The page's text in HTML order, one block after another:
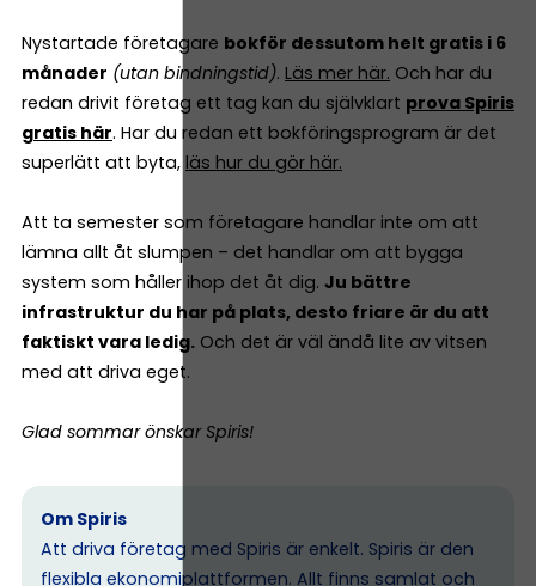
Nystartade företagare bokför dessutom helt gratis i 6
månader (utan bindningstid). Läs mer här. Och har du
redan drivit företag ett tag kan du självklart prova Spiris
gratis här. Har du redan ett bokföringsprogram är det
superlätt att byta, läs hur du gör här.
Att ta semester som företagare handlar inte om att
lämna allt åt slumpen – det handlar om att bygga
system som håller ihop det åt dig. Ju bättre
infrastruktur du har på plats, desto friare är du att
faktiskt vara ledig. Och det är väl ändå lite av vitsen
med att driva eget.
Glad sommar önskar Spiris!
Om Spiris
Att driva företag med Spiris är enkelt. Spiris är den
flexibla ekonomiplattformen. Allt finns samlat och